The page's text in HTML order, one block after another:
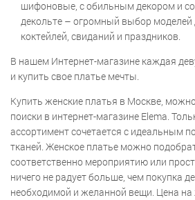
шифоновые, с обильным декором и
декольте – огромный выбор моделей
коктейлей, свиданий и праздников.
В нашем Интернет-магазине каждая
и купить свое платье мечты.
Купить женские платья в Москве,
поиски в интернет-магазине Elema.
ассортимент сочетается с идеальным
тканей. Женское платье можно
соответственно мероприятию или
ничего не радует больше, чем покупка
необходимой и желанной вещи. Цена на